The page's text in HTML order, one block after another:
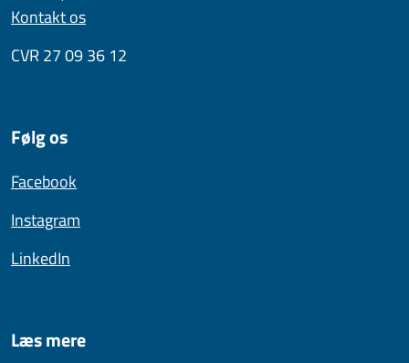
Kontakt os
CVR 27 09 36 12
Følg os
Facebook
Instagram
LinkedIn
Læs mere